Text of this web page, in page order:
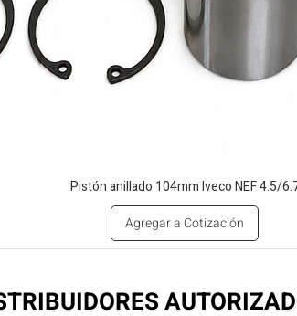
Pistón anillado 104mm Iveco NEF 4.5/
Agregar a Cotización